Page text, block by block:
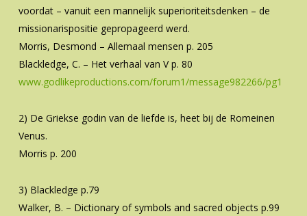
voordat – vanuit een mannelijk superioriteitsdenken – de
missionarispositie gepropageerd werd.
Morris, Desmond – Allemaal mensen p. 205
Blackledge, C. – Het verhaal van V p. 80
www.godlikeproductions.com/forum1/message982266/pg1
2) De Griekse godin van de liefde is, heet bij de Romeinen
Venus.
Morris p. 200
3) Blackledge p.79
Walker, B. – Dictionary of symbols and sacred objects p.99